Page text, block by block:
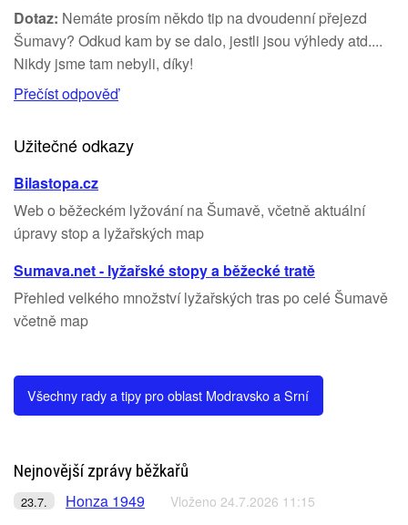
Dotaz: Nemáte prosím někdo tip na dvoudenní přejezd
Šumavy? Odkud kam by se dalo, jestli jsou výhledy atd....
Nikdy jsme tam nebyli, díky!
Přečíst odpověď
Užitečné odkazy
Bilastopa.cz
Web o běžeckém lyžování na Šumavě, včetně aktuální
úpravy stop a lyžařských map
Sumava.net - lyžařské stopy a běžecké tratě
Přehled velkého množství lyžařských tras po celé Šumavě
včetně map
Všechny rady a tipy pro oblast Modravsko a Srní
Nejnovější zprávy běžkařů
23.7. Honza 1949 Vloženo 24.7.2026 11:15